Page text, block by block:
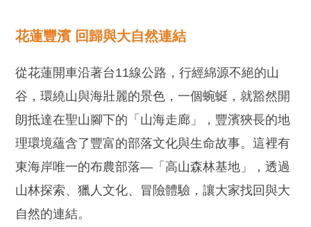
花蓮豐濱 回歸與大自然連結
從花蓮開車沿著台11線公路，行經綿源不絕的山
谷，環繞山與海壯麗的景色，一個蜿蜒，就豁然開
朗抵達在聖山腳下的「山海走廊」，豐濱狹長的地
理環境蘊含了豐富的部落文化與生命故事。這裡有
東海岸唯一的布農部落—「高山森林基地」，透過
山林探索、獵人文化、冒險體驗，讓大家找回與大
自然的連結。